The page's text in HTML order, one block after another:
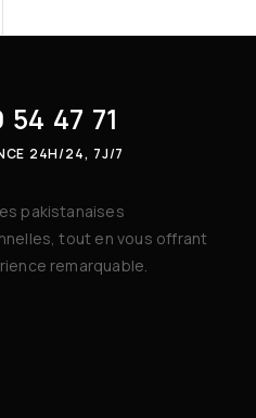
54 47 71
24H/24, 7J/7
pakistanaises
tout en vous offrant
remarquable.